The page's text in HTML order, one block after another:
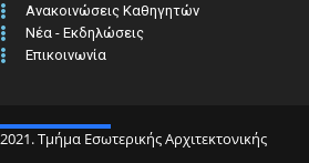
Ανακοινώσεις Καθηγητών
Νέα - Εκδηλώσεις
Επικοινωνία
2021. Τμήμα Εσωτερικής Αρχιτεκτονικής